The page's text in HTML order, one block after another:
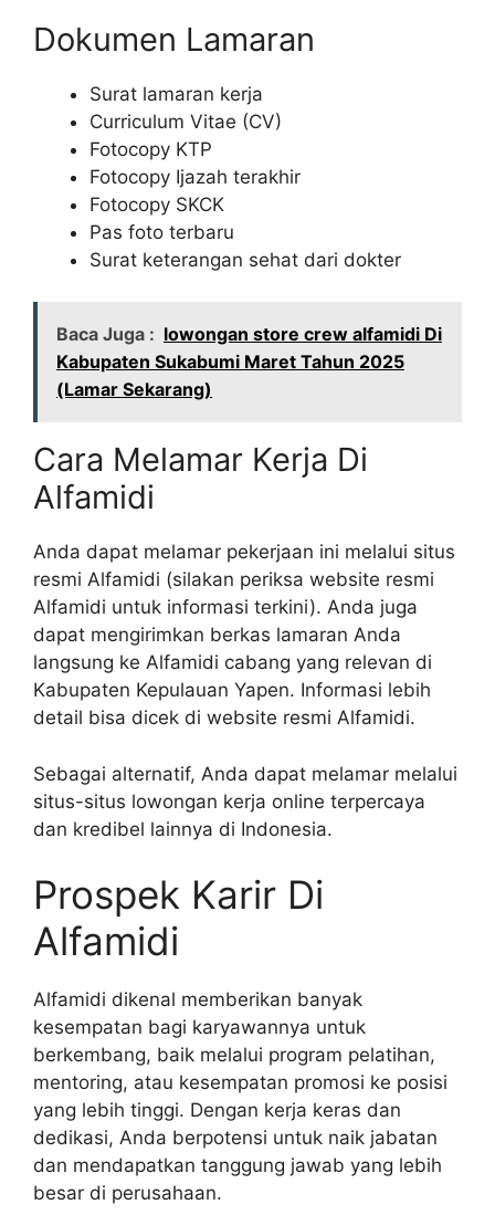
Dokumen Lamaran
Surat lamaran kerja
Curriculum Vitae (CV)
Fotocopy KTP
Fotocopy Ijazah terakhir
Fotocopy SKCK
Pas foto terbaru
Surat keterangan sehat dari dokter
Baca Juga : lowongan store crew alfamidi Di
Kabupaten Sukabumi Maret Tahun 2025
(Lamar Sekarang)
Cara Melamar Kerja Di
Alfamidi
Anda dapat melamar pekerjaan ini melalui situs
resmi Alfamidi (silakan periksa website resmi
Alfamidi untuk informasi terkini). Anda juga
dapat mengirimkan berkas lamaran Anda
langsung ke Alfamidi cabang yang relevan di
Kabupaten Kepulauan Yapen. Informasi lebih
detail bisa dicek di website resmi Alfamidi.
Sebagai alternatif, Anda dapat melamar melalui
situs-situs lowongan kerja online terpercaya
dan kredibel lainnya di Indonesia.
Prospek Karir Di
Alfamidi
Alfamidi dikenal memberikan banyak
kesempatan bagi karyawannya untuk
berkembang, baik melalui program pelatihan,
mentoring, atau kesempatan promosi ke posisi
yang lebih tinggi. Dengan kerja keras dan
dedikasi, Anda berpotensi untuk naik jabatan
dan mendapatkan tanggung jawab yang lebih
besar di perusahaan.